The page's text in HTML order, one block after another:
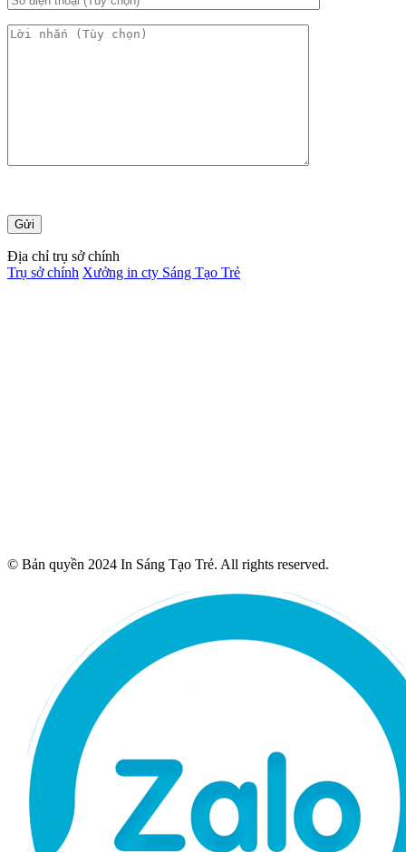
Địa chỉ trụ sở chính
Trụ sở chính Xưởng in cty Sáng Tạo Trẻ
© Bản quyền 2024 In Sáng Tạo Trẻ. All rights reserved.